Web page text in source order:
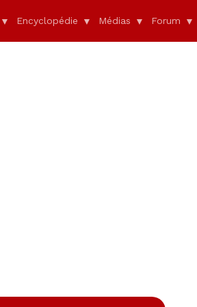
Encyclopédie Médias Forum